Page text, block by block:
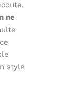
ne
style